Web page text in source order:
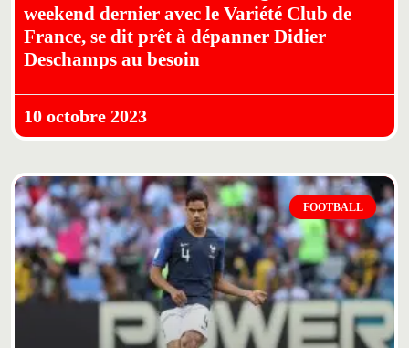
weekend dernier avec le Variété Club de
France, se dit prêt à dépanner Didier
Deschamps au besoin
10 octobre 2023
FOOTBALL